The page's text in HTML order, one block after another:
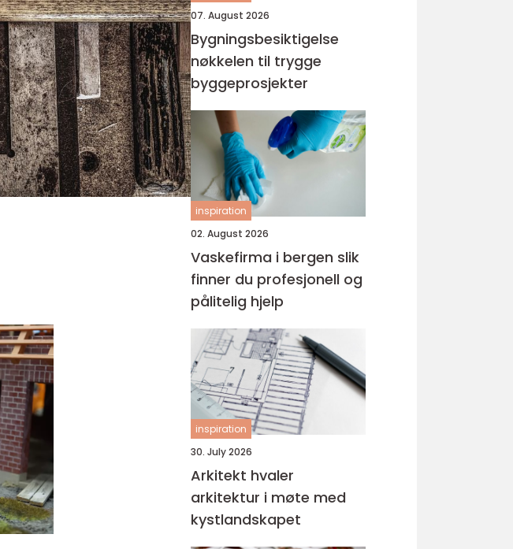
07. August 2026
Bygningsbesiktigelse
nøkkelen til trygge
byggeprosjekter
inspiration
02. August 2026
Vaskefirma i bergen slik
finner du profesjonell og
pålitelig hjelp
inspiration
30. July 2026
Arkitekt hvaler
arkitektur i møte med
kystlandskapet